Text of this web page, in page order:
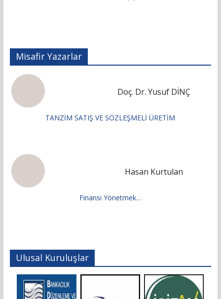
Misafir Yazarlar
Doç. Dr. Yusuf DİNÇ
TANZİM SATIŞ VE SÖZLEŞMELİ ÜRETİM
Hasan Kurtulan
Finansı Yönetmek…
Ulusal Kuruluşlar